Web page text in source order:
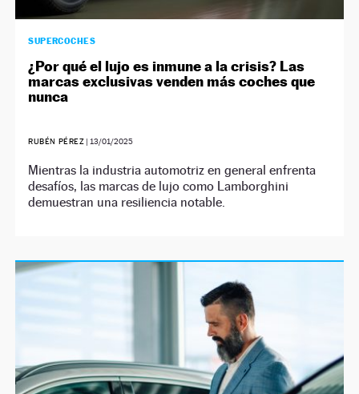
SUPERCOCHES
¿Por qué el lujo es inmune a la crisis? Las
marcas exclusivas venden más coches que
nunca
RUBÉN PÉREZ |13/01/2025
Mientras la industria automotriz en general enfrenta
desafíos, las marcas de lujo como Lamborghini
demuestran una resiliencia notable.